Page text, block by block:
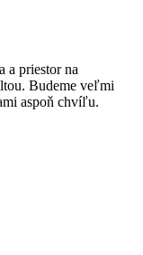
a priestor na
Budeme veľmi
aspoň chvíľu.